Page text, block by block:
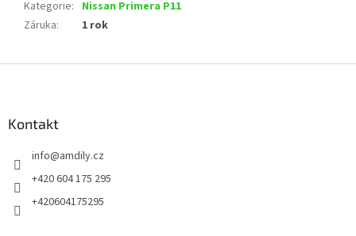
Kategorie: Nissan Primera P11
Záruka: 1 rok
Kontakt
info@amdily.cz
+420 604 175 295
+420604175295